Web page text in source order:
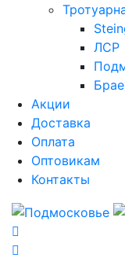
ЛСР
Акции
Доставка
Оплата
Оптовикам
Контакты